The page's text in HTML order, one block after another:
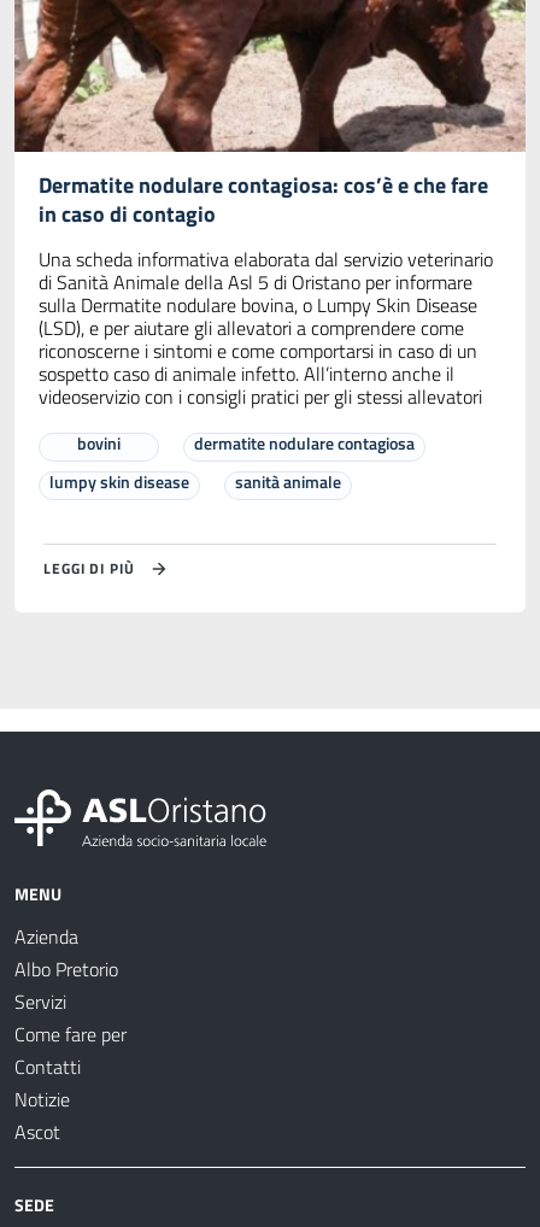
Dermatite nodulare contagiosa: cos’è e che fare
in caso di contagio
Una scheda informativa elaborata dal servizio veterinario
di Sanità Animale della Asl 5 di Oristano per informare
sulla Dermatite nodulare bovina, o Lumpy Skin Disease
(LSD), e per aiutare gli allevatori a comprendere come
riconoscerne i sintomi e come comportarsi in caso di un
sospetto caso di animale infetto. All’interno anche il
videoservizio con i consigli pratici per gli stessi allevatori
bovini
dermatite nodulare contagiosa
lumpy skin disease
sanità animale
LEGGI DI PIÙ
MENU
Azienda
Albo Pretorio
Servizi
Come fare per
Contatti
Notizie
Ascot
SEDE